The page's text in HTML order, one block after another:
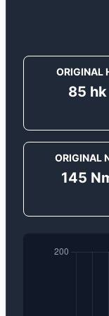
ORIGINAL
85 hk
ORIGINAL
145